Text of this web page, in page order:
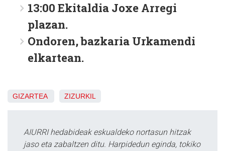
13:00 Ekitaldia Joxe Arregi
plazan.
Ondoren, bazkaria Urkamendi
elkartean.
GIZARTEA ZIZURKIL
AIURRI hedabideak eskualdeko nortasun hitzak
jaso eta zabaltzen ditu. Harpidedun eginda, tokiko